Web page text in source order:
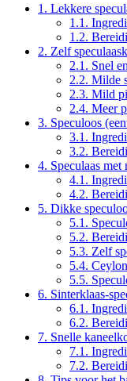
1. Lekkere
1.1.
1.2.
2. Zelf
2.1. Snel
2.2. Milde
2.3. Mild
2.4. Meer
3. Speculoos
3.1.
3.2.
4. Speculaas met
4.1.
4.2.
5. Dikke
5.1.
5.2.
5.3. Zelf
5.4.
5.5.
6. Sinterklaas-
6.1.
6.2.
7. Snelle
7.1.
7.2.